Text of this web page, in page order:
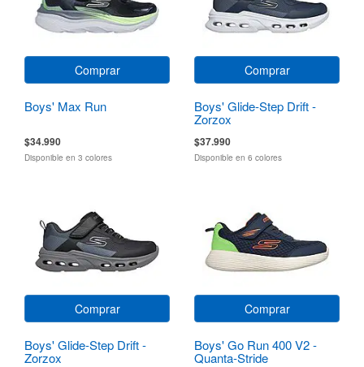
Comprar
Boys' Max Run
$34.990
Disponible en 3 colores
Comprar
Boys' Glide-Step Drift -
Zorzox
$37.990
Disponible en 6 colores
Comprar
Boys' Glide-Step Drift -
Zorzox
Comprar
Boys' Go Run 400 V2 -
Quanta-Stride